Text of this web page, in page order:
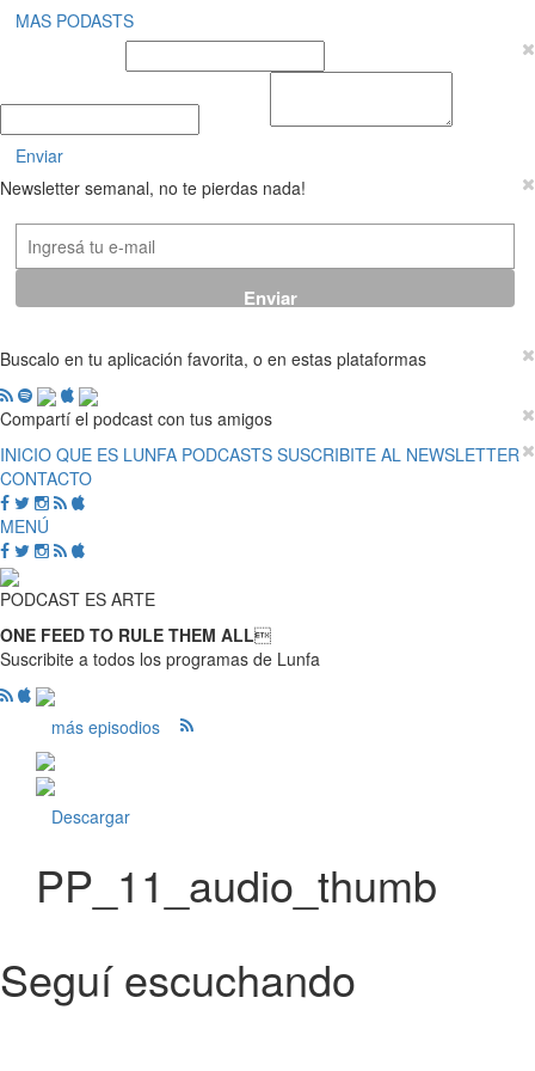
MAS PODASTS
Enviar
Newsletter semanal, no te pierdas nada!
Buscalo en tu aplicación favorita, o en estas plataformas
Compartí el podcast con tus amigos
INICIO QUE ES LUNFA PODCASTS SUSCRIBITE AL NEWSLETTER
CONTACTO
MENÚ
PODCAST ES ARTE
ONE FEED TO RULE THEM ALL
Suscribite a todos los programas de Lunfa
más episodios
Descargar
PP_11_audio_thumb
Seguí escuchando